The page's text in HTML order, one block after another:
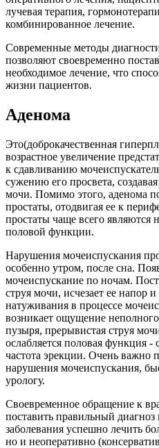
лучевая терапия,
комбинированное лечение.
Современные методы
позволяют своевременно
необходимое лечение, что
жизни пациентов.
Аденома
Это(доброкачественная
возрастное увеличение
к сдавливанию
сужению его просвета,
мочи. Помимо этого, аденома
простаты, отодвигая ее к
простаты чаще всего являются
половой функции.
Нарушения мочеиспускания
особенно утром, после сна.
мочеиспускание по ночам.
струя мочи, исчезает ее напор
натуживания в процессе
возникает ощущение
пузыря, прерывистая струя
ослабляется половая функция -
частота эрекции. Очень важно
нарушения мочеиспускания,
урологу.
Своевременное обращение к
поставить правильный диагноз
заболевания успешно лечить
но и неоперативно